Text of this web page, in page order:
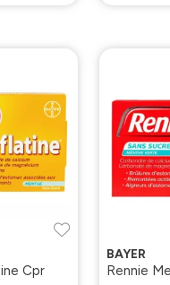
Cpr
BAYER
Rennie